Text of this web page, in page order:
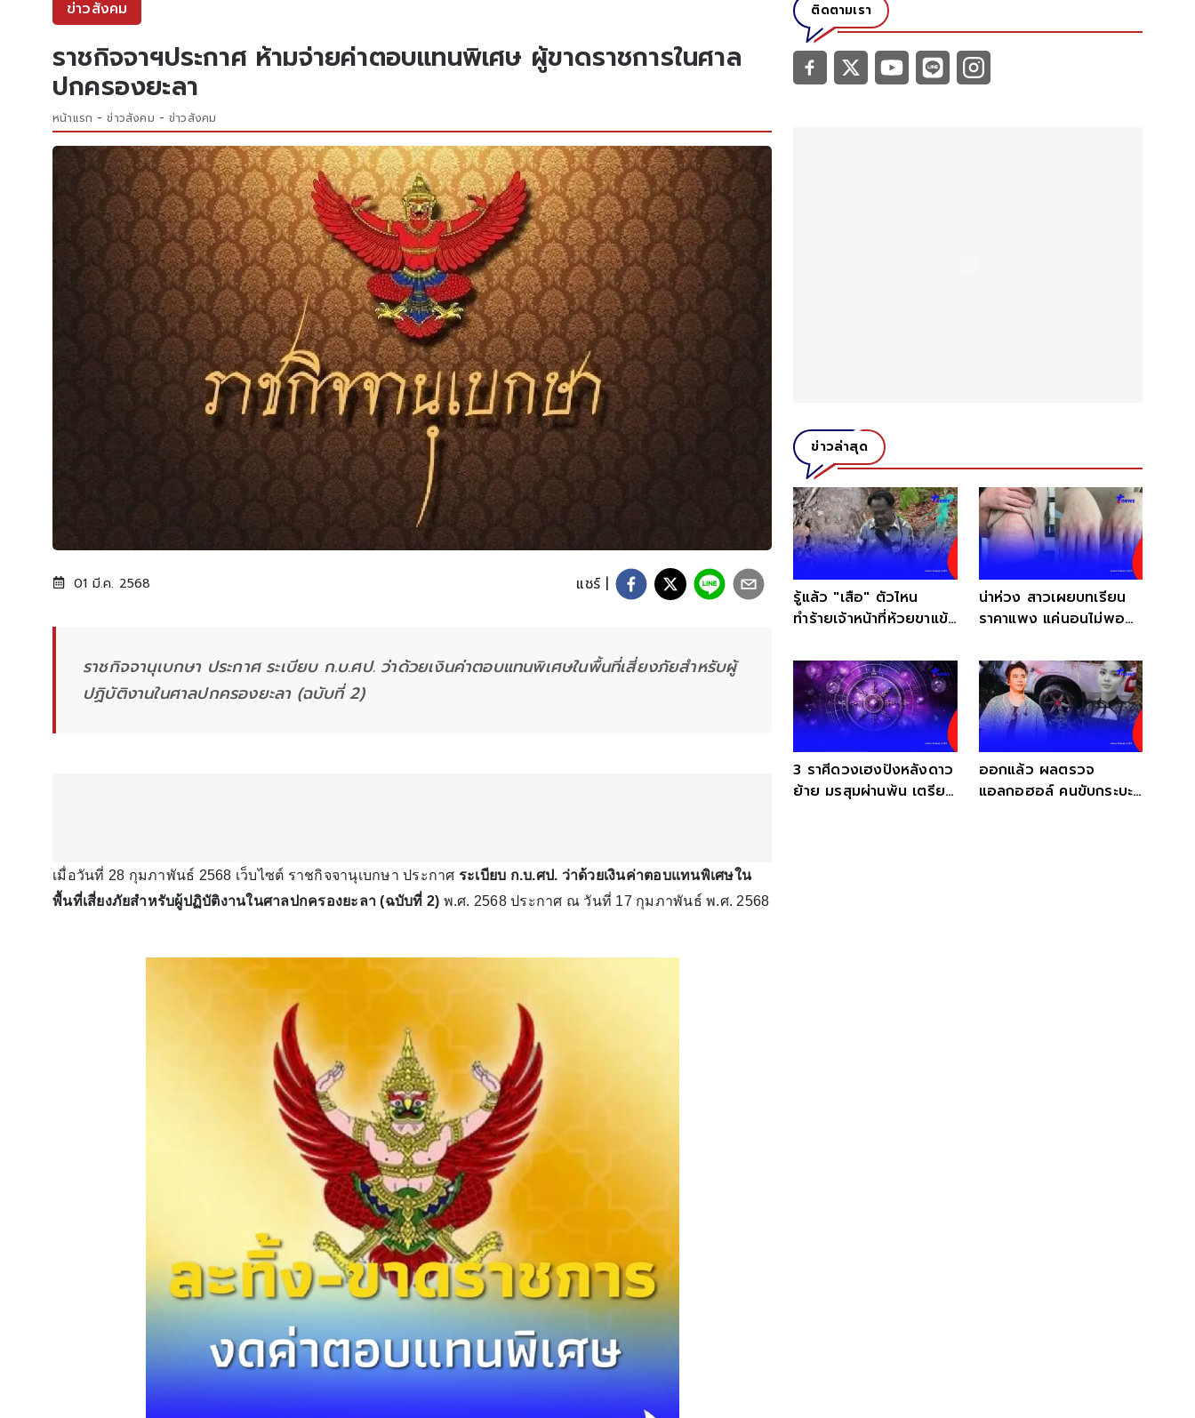
ข่าวสังคม
ราชกิจจาฯประกาศ ห้ามจ่ายค่าตอบแทนพิเศษ ผู้ขาดราชการในศาล
ปกครองยะลา
หน้าแรก ข่าวสังคม ข่าวสังคม
01 มี.ค. 2568 แชร์ |
ราชกิจจานุเบกษา ประกาศ ระเบียบ ก.บ.ศป. ว่าด้วยเงินค่าตอบแทนพิเศษในพื้นที่เสี่ยงภัยสำหรับผู้
ปฏิบัติงานในศาลปกครองยะลา (ฉบับที่ 2)
เมื่อวันที่ 28 กุมภาพันธ์ 2568 เว็บไซต์ ราชกิจจานุเบกษา ประกาศ ระเบียบ ก.บ.ศป. ว่าด้วยเงินค่าตอบแทนพิเศษใน
พื้นที่เสี่ยงภัยสำหรับผู้ปฏิบัติงานในศาลปกครองยะลา (ฉบับที่ 2) พ.ศ. 2568 ประกาศ ณ วันที่ 17 กุมภาพันธ์ พ.ศ. 2568
ติดตามเรา
ข่าวล่าสุด
รู้แล้ว "เสือ" ตัวไหน
ทำร้ายเจ้าหน้าที่ห้วยขาแข้ง
น่าห่วง สาวเผยบทเรียน
ราคาแพง แค่นอนไม่พอ
3 ราศีดวงเฮงปังหลังดาว
ย้าย มรสุมผ่านพ้น เตรียม
ออกแล้ว ผลตรวจ
แอลกอฮอล์ คนขับกระบะ